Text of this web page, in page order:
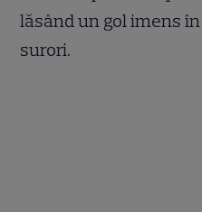
lăsând un gol imens
surori.